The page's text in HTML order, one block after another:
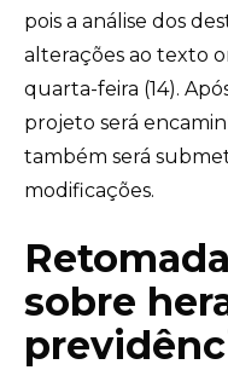
pois a análise dos
alterações ao texto
quarta-feira (14).
projeto será
também será
modificações.
sobre